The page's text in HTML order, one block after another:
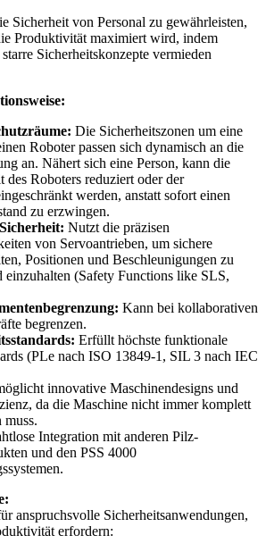
Sicherheit von Personal zu gewährleisten,
Produktivität maximiert wird, indem
Sicherheitskonzepte vermieden
Die Sicherheitszonen um eine
Roboter passen sich dynamisch an die
an. Nähert sich eine Person, kann die
des Roboters reduziert oder der
werden, anstatt sofort einen
zu erzwingen.
Nutzt die präzisen
von Servoantrieben, um sichere
Positionen und Beschleunigungen zu
einzuhalten (Safety Functions like SLS,
Kann bei kollaborativen
begrenzen.
Erfüllt höchste funktionale
(PLe nach ISO 13849-1, SIL 3 nach IEC
innovative Maschinendesigns und
da die Maschine nicht immer komplett
muss.
Integration mit anderen Pilz-
und den PSS 4000
anspruchsvolle Sicherheitsanwendungen,
erfordern: